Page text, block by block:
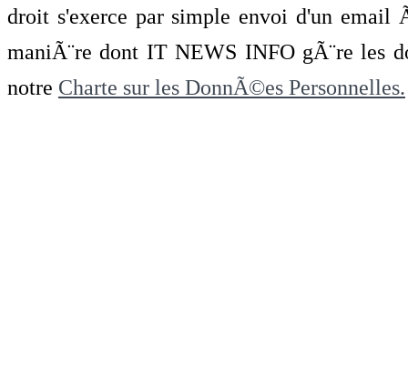
droit s'exerce par simple envoi d'un
maniÃ¨re dont IT NEWS INFO gÃ¨re les
notre Charte sur les DonnÃ©es Personnelles.